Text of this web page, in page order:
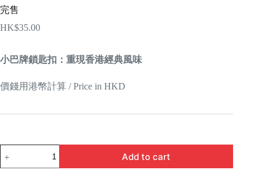
完售
HK$35.00
小巴牌鎖匙扣：重現香港經典風味
價錢用港幣計算 / Price in HKD
售
quantity
Add to cart